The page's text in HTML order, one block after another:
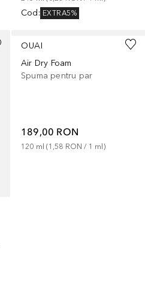
Cod : EXTRA5%
OUAI
Air Dry Foam
Spuma pentru par
189,00 RON
120 ml (1,58 RON / 1 ml )